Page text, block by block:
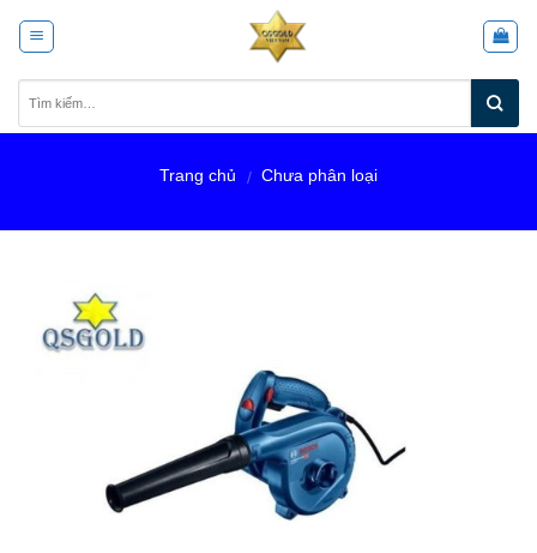
Trang chủ / Chưa phân loại